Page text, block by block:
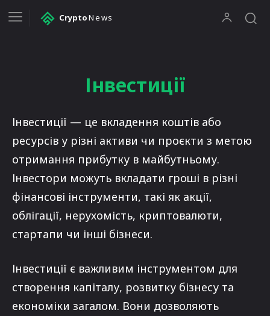
CryptoNews
Інвестиції
Інвестиції — це вкладення коштів або
ресурсів у різні активи чи проєкти з метою
отримання прибутку в майбутньому.
Інвестори можуть вкладати гроші в різні
фінансові інструменти, такі як акції,
облігації, нерухомість, криптовалюти,
стартапи чи інші бізнеси.
Інвестиції є важливим інструментом для
створення капіталу, розвитку бізнесу та
економіки загалом. Вони дозволяють